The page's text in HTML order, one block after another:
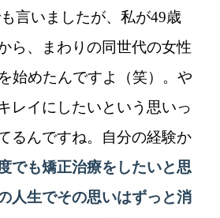
言いましたが、私が49歳
ら、まわりの同世代の女性
始めたんですよ（笑）。や
レイにしたいという思いっ
るんですね。自分の経験か
でも矯正治療をしたいと思
人生でその思いはずっと消